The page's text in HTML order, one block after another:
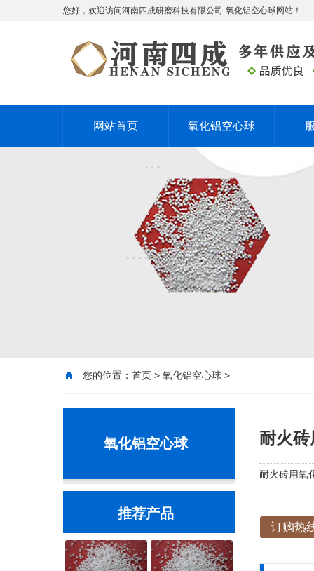
您好，欢迎访问河南四成研磨科技有限公司-氧化铝空心球网站！
网站首页 氧化铝空心球
您的位置： 首页 > 氧化铝空心球 >
氧化铝空心球
推荐产品
耐火
耐火砖用氧
订购热